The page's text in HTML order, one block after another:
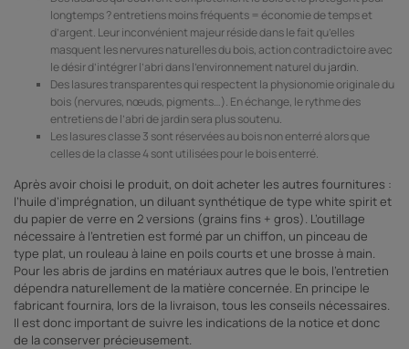
longtemps ? entretiens moins fréquents = économie de temps et
d’argent. Leur inconvénient majeur réside dans le fait qu’elles
masquent les nervures naturelles du bois, action contradictoire avec
le désir d’intégrer l’abri dans l’environnement naturel dujardin.
Des lasures transparentes qui respectent la physionomie originale du
bois (nervures, nœuds, pigments…). En échange, le rythme des
entretiens de l’abri de jardin sera plus soutenu.
Les lasures classe 3 sont réservées au bois non enterré alors que
celles de la classe 4 sont utilisées pour le bois enterré.
Après avoir choisi le produit, on doit acheter les autres fournitures :
l’huile d’imprégnation, un diluant synthétique de type white spirit et
du papier de verre en 2 versions (grains fins + gros). L’outillage
nécessaire à l’entretien est formé par un chiffon, un pinceau de
type plat, un rouleau à laine en poils courts et une brosse à main.
Pour les abris de jardins en matériaux autres que le bois, l’entretien
dépendra naturellement de la matière concernée. En principe le
fabricant fournira, lors de la livraison, tous les conseils nécessaires.
Il est donc important de suivre les indications de la notice et donc
de la conserver précieusement.